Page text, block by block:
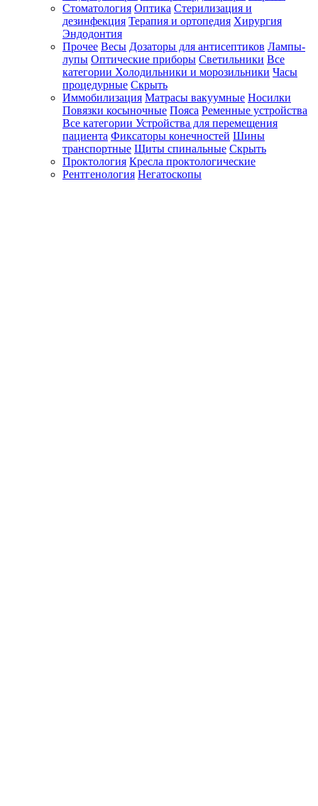
Стоматология Оптика Стерилизация и
дезинфекция Терапия и ортопедия Хирургия
Эндодонтия
Прочее Весы Дозаторы для антисептиков Лампы-
лупы Оптические приборы Светильники Все
категории Холодильники и морозильники Часы
процедурные Скрыть
Иммобилизация Матрасы вакуумные Носилки
Повязки косыночные Пояса Ременные устройства
Все категории Устройства для перемещения
пациента Фиксаторы конечностей Шины
транспортные Щиты спинальные Скрыть
Проктология Кресла проктологические
Рентгенология Негатоскопы